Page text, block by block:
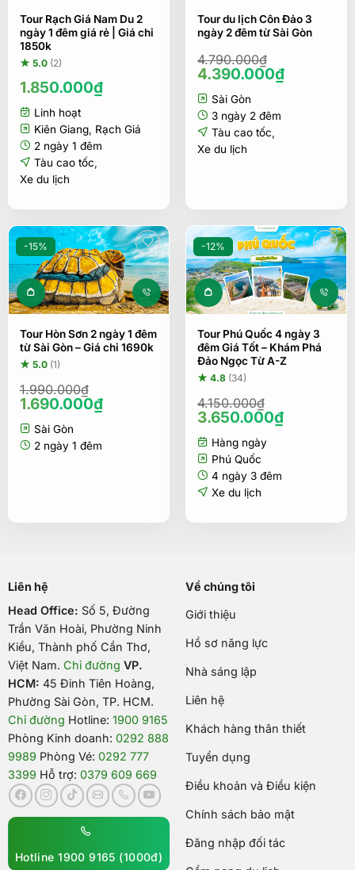
Tour Rạch Giá Nam Du 2
ngày 1 đêm giá rẻ | Giá chỉ
1850k
★ 5.0 (2)
1.850.000₫
Linh hoạt
Kiên Giang, Rạch Giá
2 ngày 1 đêm
Tàu cao tốc
Xe du lịch
Tour du lịch Côn Đảo 3
ngày 2 đêm từ Sài Gòn
4.790.000₫
Giá
là:
4.790.000₫.
4.390.000₫Giá
hiện
Sài Gòn
3 ngày 2 đêm
Tàu cao tốc
Xe du lịch
-15%
Tour Hòn Sơn 2 ngày 1 đêm
từ Sài Gòn – Giá chỉ 1690k
★ 5.0 (1)
1.990.000₫
Giá
là:
1.990.000₫.
1.690.000₫Giá
hiện
Sài Gòn
2 ngày 1 đêm
-12%
Tour Phú Quốc 4 ngày 3
đêm Giá Tốt – Khám Phá
Đảo Ngọc Từ A-Z
★ 4.8 (34)
4.150.000₫
Giá
là:
4.150.000₫.
3.650.000₫Giá
hiện
Hàng ngày
Phú Quốc
4 ngày 3 đêm
Xe du lịch
Liên hệ
Head Office: Số 5, Đường
Trần Văn Hoài, Phường Ninh
Kiều, Thành phố Cần Thơ,
Việt Nam. Chỉ đường VP.
HCM: 45 Đinh Tiên Hoàng,
Phường Sài Gòn, TP. HCM.
Chỉ đường Hotline: 1900 9165
Phòng Kinh doanh: 0292 888
9989 Phòng Vé: 0292 777
3399 Hỗ trợ: 0379 609 669
Hotline 1900 9165 (1000đ)
Về chúng tôi
Giới thiệu
Hồ sơ năng lực
Nhà sáng lập
Liên hệ
Khách hàng thân thiết
Tuyển dụng
Điều khoản và Điều kiện
Chính sách bảo mật
Đăng nhập đối tác